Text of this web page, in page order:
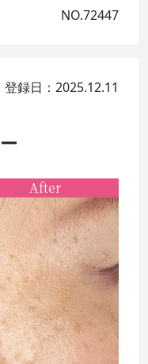
NO.72447
登録日：2025.12.11
After